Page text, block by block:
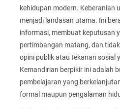
kehidupan modern. Keberanian
menjadi landasan utama. Ini
informasi, membuat keputusan
pertimbangan matang, dan
opini publik atau tekanan sosial
Kemandirian berpikir ini adalah
pembelajaran yang
formal maupun pengalaman